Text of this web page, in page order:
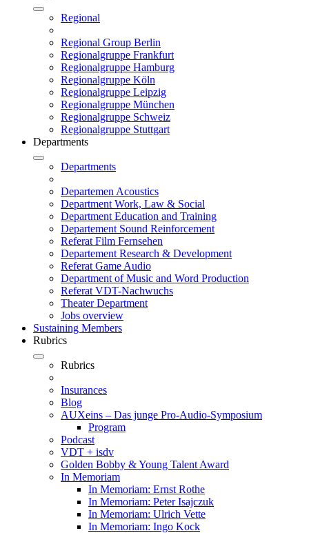
Regional
Regional Group Berlin
Regionalgruppe Frankfurt
Regionalgruppe Hamburg
Regionalgruppe Köln
Regionalgruppe Leipzig
Regionalgruppe München
Regionalgruppe Schweiz
Regionalgruppe Stuttgart
Departments
Departments
Departemen Acoustics
Department Work, Law & Social
Department Education and Training
Departement Sound Reinforcement
Referat Film Fernsehen
Departement Research & Development
Referat Game Audio
Department of Music and Word Production
Referat VDT-Nachwuchs
Theater Department
Jobs overview
Sustaining Members
Rubrics
Rubrics
Insurances
Blog
AUXeins – Das junge Pro-Audio-Symposium
Program
Podcast
VDT + isdv
Golden Bobby & Young Talent Award
In Memoriam
In Memoriam: Ernst Rothe
In Memoriam: Peter Isajczuk
In Memoriam: Ulrich Vette
In Memoriam: Ingo Kock